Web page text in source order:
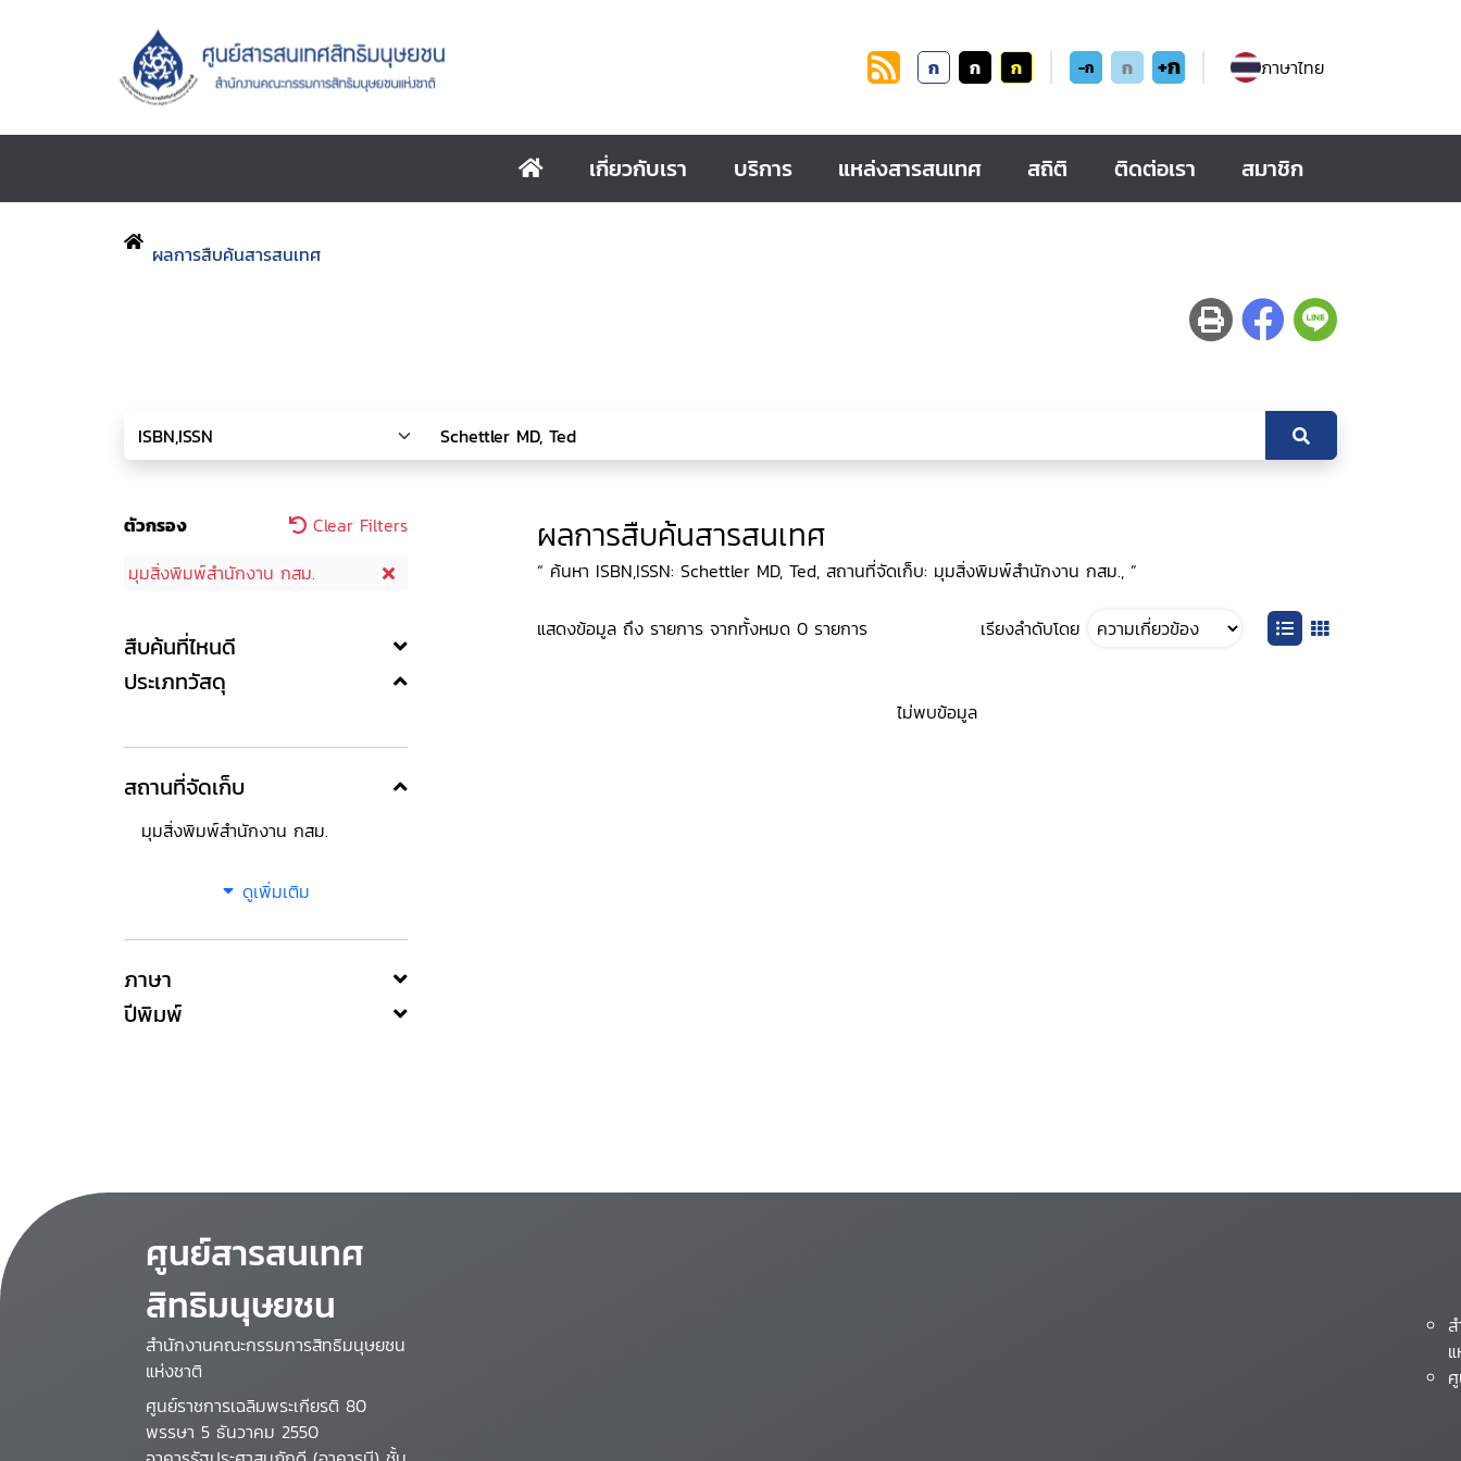
ก ก ก -ก ก +ก ภาษาไทย
เกี่ยวกับเรา บริการ แหล่งสารสนเทศ สถิติ ติดต่อเรา สมาชิก
ผลการสืบค้นสารสนเทศ
ตัวกรอง
Clear Filters
มุมสิ่งพิมพ์สำนักงาน กสม.
สืบค้นที่ไหนดี
ประเภทวัสดุ
สถานที่จัดเก็บ
มุมสิ่งพิมพ์สำนักงาน กสม.
ดูเพิ่มเติม
ภาษา
ปีพิมพ์
ผลการสืบค้นสารสนเทศ
“ ค้นหา ISBN,ISSN: Schettler MD, Ted, สถานที่จัดเก็บ: มุมสิ่งพิมพ์สำนักงาน กสม., ”
แสดงข้อมูล ถึง รายการ จากทั้งหมด 0 รายการ เรียงลำดับโดย
ไม่พบข้อมูล
ศูนย์สารสนเทศ
สิทธิมนุษยชน
สำนักงานคณะกรรมการสิทธิมนุษยชน
แห่งชาติ
ศูนย์ราชการเฉลิมพระเกียรติ 80
พรรษา 5 ธันวาคม 2550